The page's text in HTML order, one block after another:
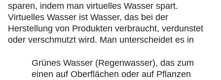
sparen, indem man virtuelles Wasser spart.
Virtuelles Wasser ist Wasser, das bei der
Herstellung von Produkten verbraucht, verdunstet
oder verschmutzt wird. Man unterscheidet es in
Grünes Wasser (Regenwasser), das zum
einen auf Oberflächen oder auf Pflanzen